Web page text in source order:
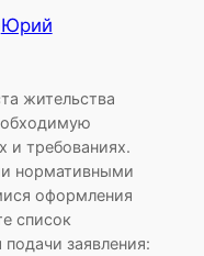
Юрий
жительства
и требованиях.
нормативными
оформления
список
заявления: